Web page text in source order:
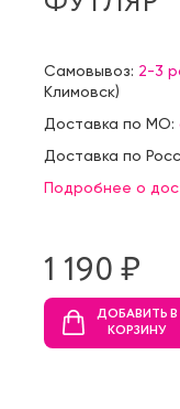
Самовывоз: 2-3
Климовск)
Доставка по МО:
Доставка по
Подробнее о
1 190 ₷
ДОБАВИТЬ В
КОРЗИНУ